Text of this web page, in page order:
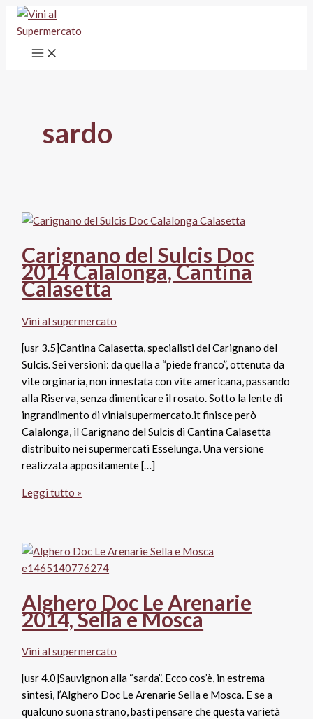
Vai
contenuto
sardo
Carignano del Sulcis Doc
2014 Calalonga, Cantina
Calasetta
Vini al supermercato
[usr 3.5]Cantina Calasetta, specialisti del Carignano del
Sulcis. Sei versioni: da quella a “piede franco”, ottenuta da
vite orginaria, non innestata con vite americana, passando
alla Riserva, senza dimenticare il rosato. Sotto la lente di
ingrandimento di vinialsupermercato.it finisce però
Calalonga, il Carignano del Sulcis di Cantina Calasetta
distribuito nei supermercati Esselunga. Una versione
realizzata appositamente […]
Carignano
Doc
2014
Calalonga,
Cantina
Calasetta
Leggi tutto »
Alghero Doc Le Arenarie
2014, Sella e Mosca
Vini al supermercato
[usr 4.0]Sauvignon alla “sarda”. Ecco cos’è, in estrema
sintesi, l’Alghero Doc Le Arenarie Sella e Mosca. E se a
qualcuno suona strano, basti pensare che questa varietà